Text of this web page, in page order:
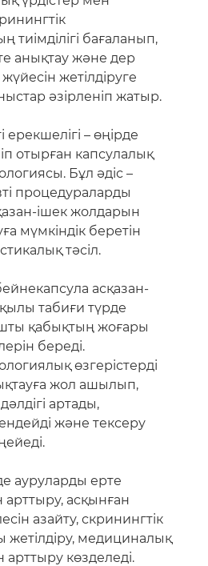
тиімділігі бағаланып,
анықтау және дер
жетілдіруге
әзірленіп жатыр.
ерекшелігі – өңірде
отырған капсулалық
Бұл әдіс –
процедураларды
ішек жолдарын
мүмкіндік беретін
тәсіл.
асқазан-
табиғи түрде
қабықтың жоғары
береді.
өзгерістерді
жол ашылып,
артады,
және тексеру
ауруларды ерте
арттыру, асқынған
азайту, скринингтік
жетілдіру, медициналық
арттыру көзделеді.